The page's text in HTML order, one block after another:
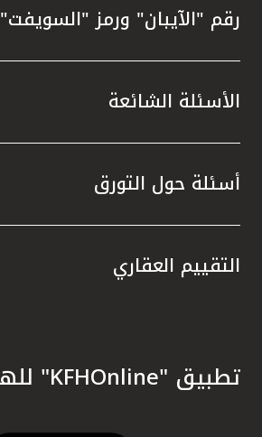
رقم "الآيبان" ورمز "السويفت"
الأسئلة الشائعة
أسئلة حول التورق
التقييم العقاري
تطبيق "KFHOnline" للهواتف الذكية